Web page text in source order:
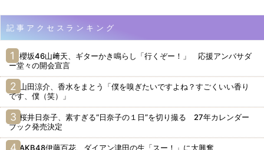
記事アクセスランキング
櫻坂46山﨑天、ギターかき鳴らし「行くぞー！」 応援アンバサダ
ー堂々の開会宣言
山田涼介、香水をまとう「僕を嗅ぎたいですよね？すごくいい香り
です、僕（笑）」
桜井日奈子、素すぎる“日奈子の１日”を切り撮る 27年カレンダー
ブック発売決定
AKB48伊藤百花、ダイアン津田の生「スー！」に大興奮